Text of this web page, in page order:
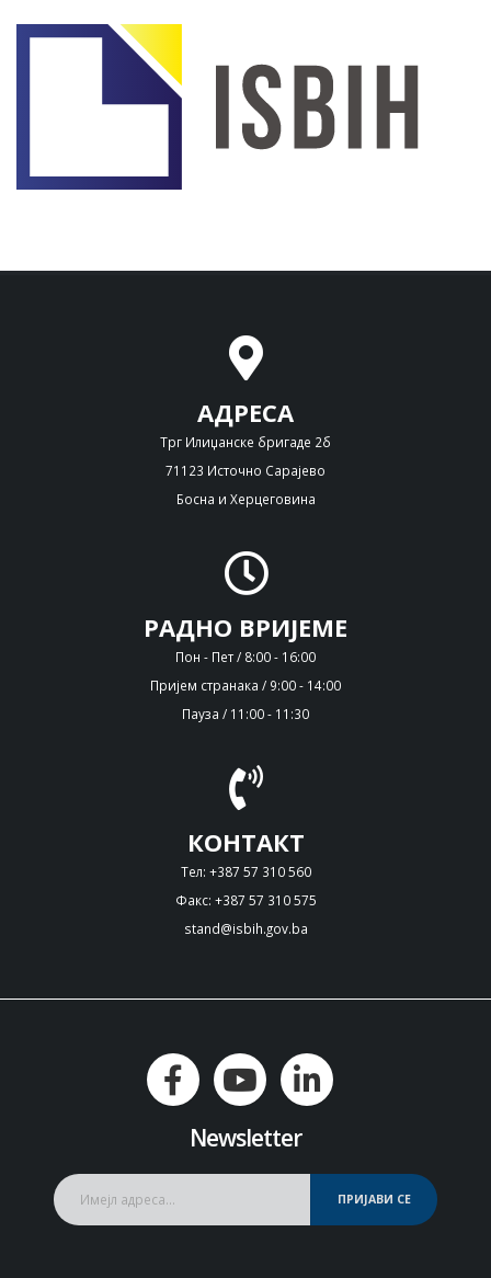
АДРЕСА
Трг Илиџанске бригаде 2б
71123 Источно Сарајево
Босна и Херцеговина
РАДНО ВРИЈЕМЕ
Пон - Пет / 8:00 - 16:00
Пријем странака / 9:00 - 14:00
Пауза / 11:00 - 11:30
КОНТАКТ
Тел: +387 57 310 560
Факс: +387 57 310 575
stand@isbih.gov.ba
Newsletter
ПРИЈАВИ СЕ